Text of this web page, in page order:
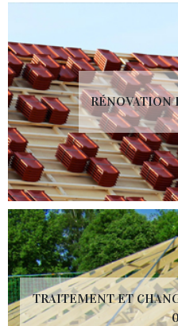
RÉNOVATION
TRAITEMENT ET